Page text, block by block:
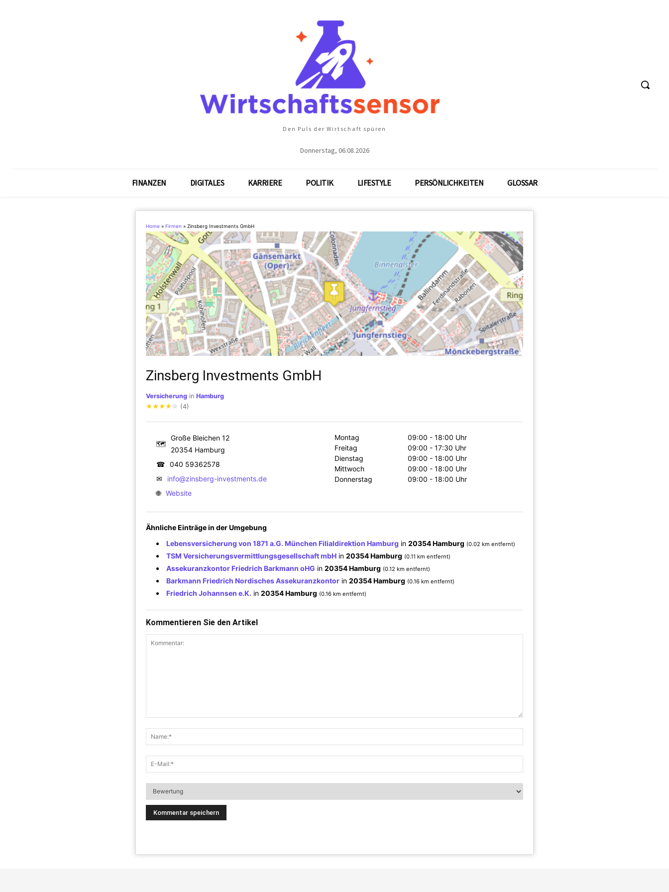
Den Puls der Wirtschaft spüren
Donnerstag, 06.08.2026
FINANZEN DIGITALES KARRIERE POLITIK LIFESTYLE PERSÖNLICHKEITEN GLOSSAR
Home » Firmen » Zinsberg Investments GmbH
Zinsberg Investments GmbH
Versicherung in Hamburg
★★★★ ☆ (4)
🗺
Große Bleichen 12
20354 Hamburg
☎ 040 59362578
✉
info@zinsberg-investments.de
🌐 Website
Montag
09:00 - 18:00 Uhr
Freitag
09:00 - 17:30 Uhr
Dienstag
09:00 - 18:00 Uhr
Mittwoch
09:00 - 18:00 Uhr
Donnerstag
09:00 - 18:00 Uhr
Ähnliche Einträge in der Umgebung
Lebensversicherung von 1871 a.G. München Filialdirektion Hamburg in 20354 Hamburg (0.02 km entfernt)
TSM Versicherungsvermittlungsgesellschaft mbH in 20354 Hamburg (0.11 km entfernt)
Assekuranzkontor Friedrich Barkmann oHG in 20354 Hamburg (0.12 km entfernt)
Barkmann Friedrich Nordisches Assekuranzkontor in 20354 Hamburg (0.16 km entfernt)
Friedrich Johannsen e.K. in 20354 Hamburg (0.16 km entfernt)
Kommentieren Sie den Artikel